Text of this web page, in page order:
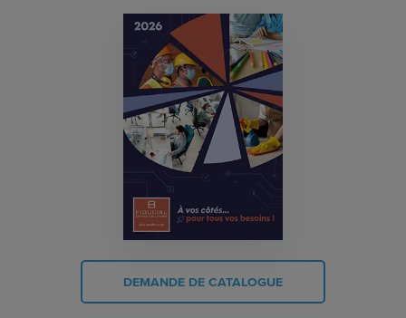
DEMANDE DE CATALOGUE